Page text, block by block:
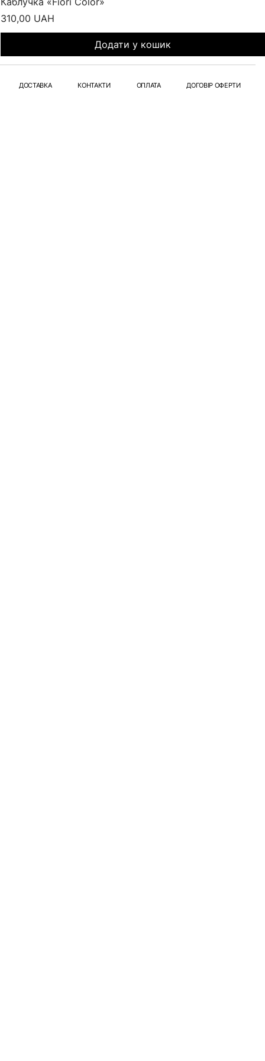
Ціна
310,00 UAH
Додати у кошик
ДОСТАВКА КОНТАКТИ ОПЛАТА ДОГОВІР ОФЕРТИ